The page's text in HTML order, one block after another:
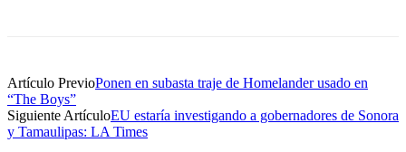
Artículo PrevioPonen en subasta traje de Homelander usado en
“The Boys”
Siguiente ArtículoEU estaría investigando a gobernadores de Sonora
y Tamaulipas: LA Times